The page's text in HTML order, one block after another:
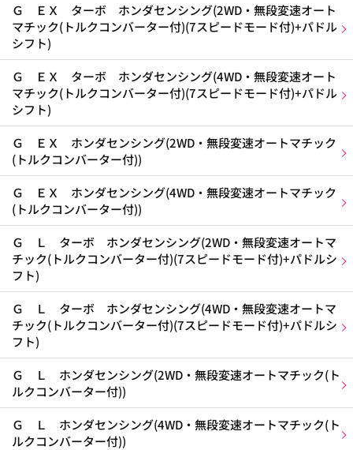
Ｇ ＥＸ ターボ ホンダセンシング(2WD・無段変速オート
マチック(トルクコンバーター付)(7スピードモード付)+パドル
シフト)
Ｇ ＥＸ ターボ ホンダセンシング(4WD・無段変速オート
マチック(トルクコンバーター付)(7スピードモード付)+パドル
シフト)
Ｇ ＥＸ ホンダセンシング(2WD・無段変速オートマチック
(トルクコンバーター付))
Ｇ ＥＸ ホンダセンシング(4WD・無段変速オートマチック
(トルクコンバーター付))
Ｇ Ｌ ターボ ホンダセンシング(2WD・無段変速オートマ
チック(トルクコンバーター付)(7スピードモード付)+パドルシ
フト)
Ｇ Ｌ ターボ ホンダセンシング(4WD・無段変速オートマ
チック(トルクコンバーター付)(7スピードモード付)+パドルシ
フト)
Ｇ Ｌ ホンダセンシング(2WD・無段変速オートマチック(ト
ルクコンバーター付))
Ｇ Ｌ ホンダセンシング(4WD・無段変速オートマチック(ト
ルクコンバーター付))